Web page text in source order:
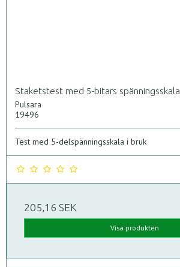
Staketstest med 5-bitars spänningsskala
Pulsara
19496
Test med 5-delspänningsskala i bruk
205,16 SEK
Visa produkten